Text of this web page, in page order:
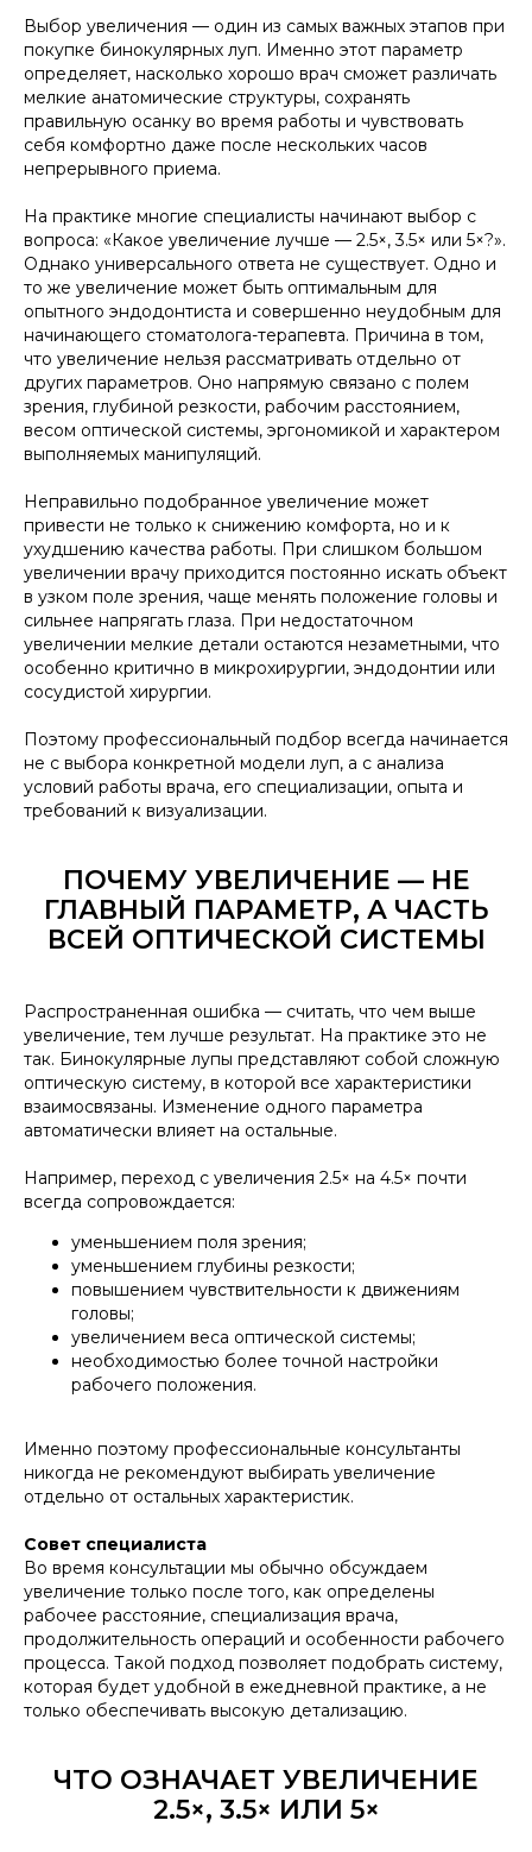
Выбор увеличения — один из самых важных этапов при
покупке бинокулярных луп. Именно этот параметр
определяет, насколько хорошо врач сможет различать
мелкие анатомические структуры, сохранять
правильную осанку во время работы и чувствовать
себя комфортно даже после нескольких часов
непрерывного приема.
На практике многие специалисты начинают выбор с
вопроса: «Какое увеличение лучше — 2.5×, 3.5× или 5×?».
Однако универсального ответа не существует. Одно и
то же увеличение может быть оптимальным для
опытного эндодонтиста и совершенно неудобным для
начинающего стоматолога-терапевта. Причина в том,
что увеличение нельзя рассматривать отдельно от
других параметров. Оно напрямую связано с полем
зрения, глубиной резкости, рабочим расстоянием,
весом оптической системы, эргономикой и характером
выполняемых манипуляций.
Неправильно подобранное увеличение может
привести не только к снижению комфорта, но и к
ухудшению качества работы. При слишком большом
увеличении врачу приходится постоянно искать объект
в узком поле зрения, чаще менять положение головы и
сильнее напрягать глаза. При недостаточном
увеличении мелкие детали остаются незаметными, что
особенно критично в микрохирургии, эндодонтии или
сосудистой хирургии.
Поэтому профессиональный подбор всегда начинается
не с выбора конкретной модели луп, а с анализа
условий работы врача, его специализации, опыта и
требований к визуализации.
ПОЧЕМУ УВЕЛИЧЕНИЕ — НЕ
ГЛАВНЫЙ ПАРАМЕТР, А ЧАСТЬ
ВСЕЙ ОПТИЧЕСКОЙ СИСТЕМЫ
Распространенная ошибка — считать, что чем выше
увеличение, тем лучше результат. На практике это не
так. Бинокулярные лупы представляют собой сложную
оптическую систему, в которой все характеристики
взаимосвязаны. Изменение одного параметра
автоматически влияет на остальные.
Например, переход с увеличения 2.5× на 4.5× почти
всегда сопровождается:
уменьшением поля зрения;
уменьшением глубины резкости;
повышением чувствительности к движениям
головы;
увеличением веса оптической системы;
необходимостью более точной настройки
рабочего положения.
Именно поэтому профессиональные консультанты
никогда не рекомендуют выбирать увеличение
отдельно от остальных характеристик.
Совет специалиста
Во время консультации мы обычно обсуждаем
увеличение только после того, как определены
рабочее расстояние, специализация врача,
продолжительность операций и особенности рабочего
процесса. Такой подход позволяет подобрать систему,
которая будет удобной в ежедневной практике, а не
только обеспечивать высокую детализацию.
ЧТО ОЗНАЧАЕТ УВЕЛИЧЕНИЕ
2.5×, 3.5× ИЛИ 5×